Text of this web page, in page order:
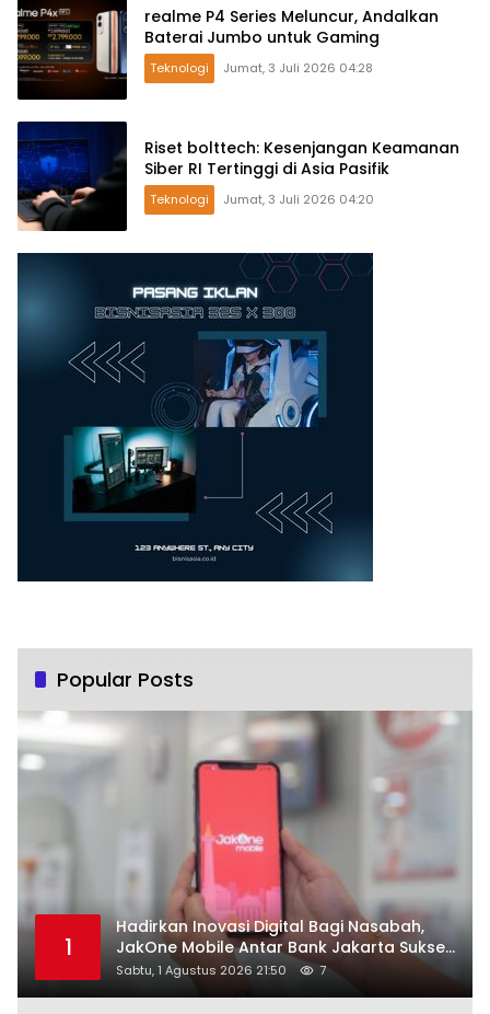
realme P4 Series Meluncur, Andalkan
Baterai Jumbo untuk Gaming
Teknologi Jumat, 3 Juli 2026 04:28
Riset bolttech: Kesenjangan Keamanan
Siber RI Tertinggi di Asia Pasifik
Teknologi Jumat, 3 Juli 2026 04:20
Popular Posts
1
Hadirkan Inovasi Digital Bagi Nasabah,
JakOne Mobile Antar Bank Jakarta Sukses
Raih Digital Excellence Awards 2026
Sabtu, 1 Agustus 2026 21:50 7